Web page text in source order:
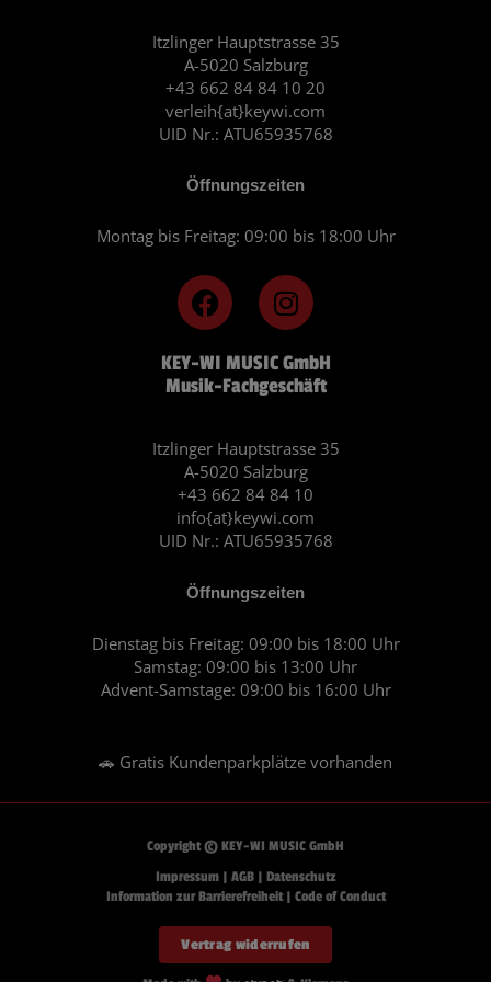
KEY-WI MUSIC GmbH
Musik-Fachgeschäft
Itzlinger Hauptstrasse 35
A-5020 Salzburg
+43 662 84 84 10
info{at}keywi.com
UID Nr.: ATU65935768
Öffnungszeiten
Dienstag bis Freitag: 09:00 bis 18:00 Uhr
Samstag: 09:00 bis 13:00 Uhr
Advent-Samstage: 09:00 bis 16:00 Uhr
🚗 Gratis Kundenparkplätze vorhanden
F
a
c
e
b
o
k
I
n
s
t
a
r
a
m
Itzlinger Hauptstrasse 35
A-5020 Salzburg
+43 662 84 84 10 20
verleih{at}keywi.com
UID Nr.: ATU65935768
Öffnungszeiten
Montag bis Freitag: 09:00 bis 18:00 Uhr
Copyright © KEY-WI MUSIC GmbH
Impressum| AGB| Datenschutz
Information zur Barrierefreiheit| Code of Conduct
Vertrag widerrufen